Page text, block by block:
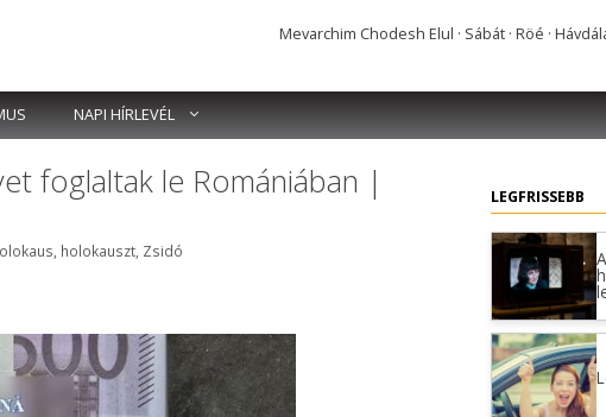
Mevarchim Chodesh Elul · Sábát · Röé ·
NAPI HÍRLEVÉL
foglaltak le Romániában |
holokauszt Zsidó
LEGFRISSEBB